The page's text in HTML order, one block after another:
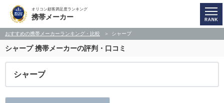
オリコン顧客満足度ランキング
携帯メーカー
おすすめの携帯メーカーランキング・比較 シャープ
シャープ携帯メーカーの評判・口コミ
シャープ